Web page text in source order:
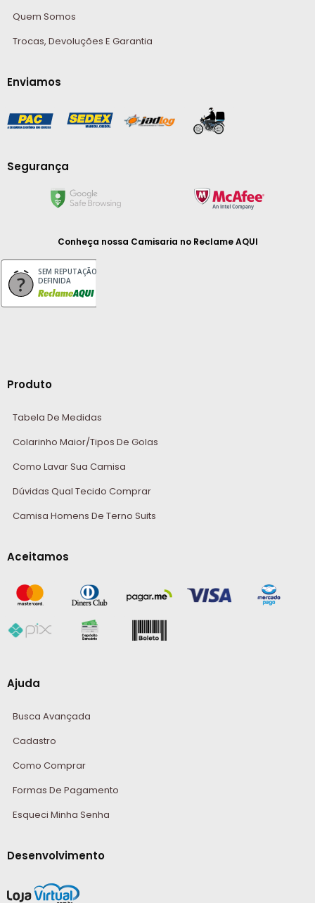
Quem Somos
Trocas, Devoluções E Garantia
Enviamos
Segurança
Conheça nossa Camisaria no Reclame AQUI
SEM REPUTAÇÃO
DEFINIDA
Produto
Tabela De Medidas
Colarinho Maior/Tipos De Golas
Como Lavar Sua Camisa
Dúvidas Qual Tecido Comprar
Camisa Homens De Terno Suits
Aceitamos
Ajuda
Busca Avançada
Cadastro
Como Comprar
Formas De Pagamento
Esqueci Minha Senha
Desenvolvimento